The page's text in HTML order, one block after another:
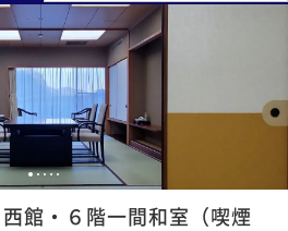
12345
西館・６階一間和室（喫煙